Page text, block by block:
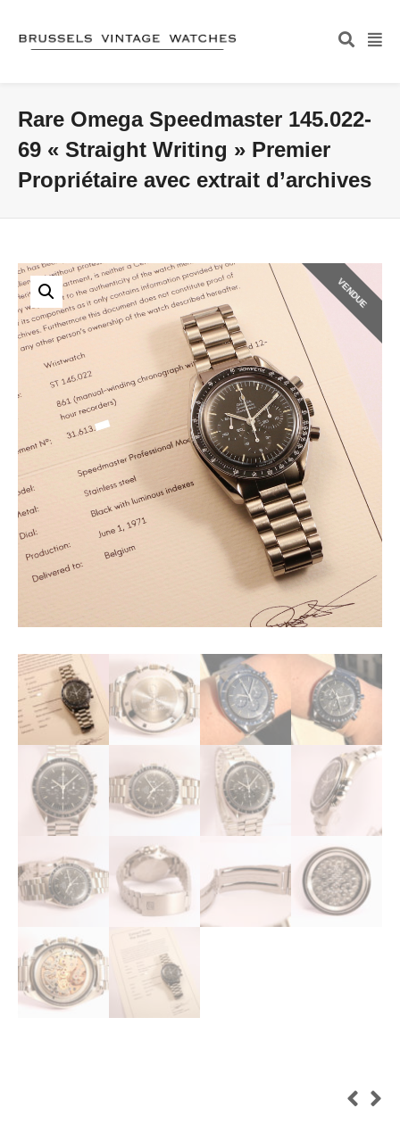
Rare Omega Speedmaster 145.022-
69 « Straight Writing » Premier
Propriétaire avec extrait d’archives
VENDUE